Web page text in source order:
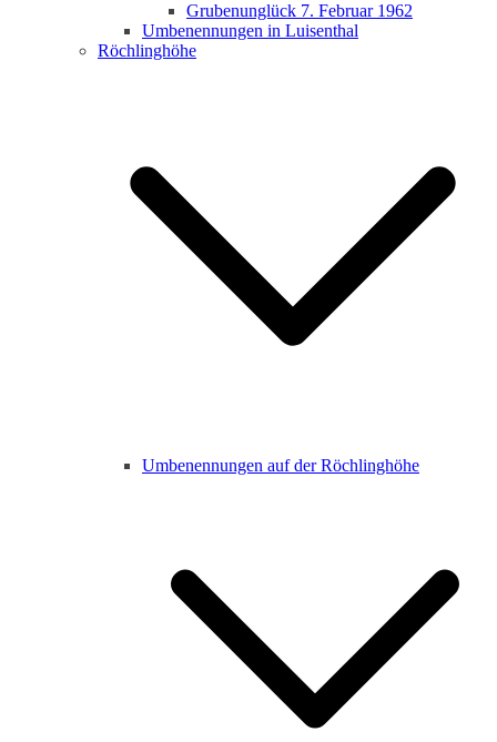
Grubenunglück 7. Februar 1962
Umbenennungen in Luisenthal
Röchlinghöhe
Umbenennungen auf der Röchlinghöhe